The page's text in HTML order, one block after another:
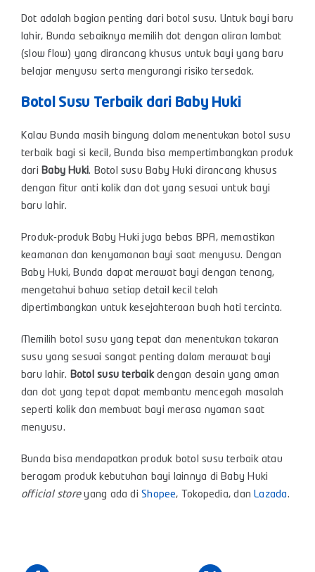
Dot adalah bagian penting dari botol susu. Untuk bayi baru
lahir, Bunda sebaiknya memilih dot dengan aliran lambat
(slow flow) yang dirancang khusus untuk bayi yang baru
belajar menyusu serta mengurangi risiko tersedak.
Botol Susu Terbaik dari Baby Huki
Kalau Bunda masih bingung dalam menentukan botol susu
terbaik bagi si kecil, Bunda bisa mempertimbangkan produk
dariBaby Huki. Botol susu Baby Huki dirancang khusus
dengan fitur anti kolik dandot yang sesuai untuk bayi
baru lahir.
Produk-produk Baby Huki juga bebas BPA, memastikan
keamanan dan kenyamanan bayi saat menyusu. Dengan
Baby Huki, Bunda dapat merawat bayi dengan tenang,
mengetahui bahwa setiap detail kecil telah
dipertimbangkan untuk kesejahteraan buah hati tercinta.
Memilih botol susu yang tepat dan menentukan takaran
susu yang sesuai sangat penting dalam merawat bayi
baru lahir. Botol susu terbaikdengan desain yang aman
dan dot yang tepat dapat membantu mencegah masalah
seperti kolik dan membuat bayi merasa nyaman saat
menyusu.
Bunda bisa mendapatkan produk botol susu terbaik atau
beragam produk kebutuhan bayi lainnya di Baby Huki
official storeyang ada di Shopee, Tokopedia, dan Lazada.